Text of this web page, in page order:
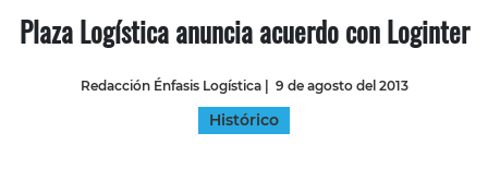
Plaza Logística anuncia acuerdo con Loginter
Redacción Énfasis Logística| 9 de agosto del 2013
Histórico